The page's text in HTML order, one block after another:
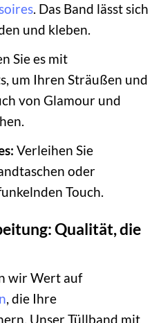
. Das Band lässt sich
und kleben.
Sie es mit
um Ihren Sträußen und
von Glamour und
Verleihen Sie
oder
Touch.
Qualität, die
wir Wert auf
, die Ihre
Unser Tüllband mit